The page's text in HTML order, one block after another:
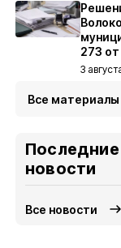
273
3
Все материалы
Последние
новости
Все новости